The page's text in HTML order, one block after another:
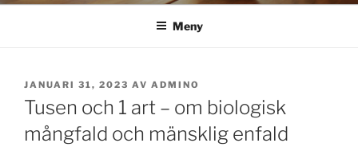
Meny
PUBLICERAT
JANUARI 31, 2023 AV ADMINO
Tusen och 1 art – om biologisk
mångfald och mänsklig enfald